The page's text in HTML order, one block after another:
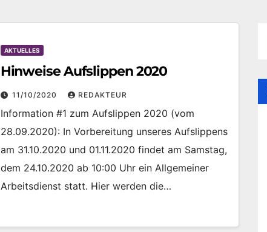
AKTUELLES
Hinweise Aufslippen 2020
11/10/2020 REDAKTEUR
Information #1 zum Aufslippen 2020 (vom
28.09.2020): In Vorbereitung unseres Aufslippens
am 31.10.2020 und 01.11.2020 findet am Samstag,
dem 24.10.2020 ab 10:00 Uhr ein Allgemeiner
Arbeitsdienst statt. Hier werden die…